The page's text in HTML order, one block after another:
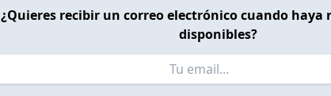
¿Quieres recibir un correo electrónico cuando haya
disponibles?